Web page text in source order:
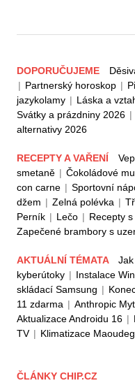
DOPORUČUJEME
| Partnerský horoskop |
jazykolamy | Láska a
Svátky a prázdniny 2026 |
alternativy 2026
RECEPTY A VAŘENÍ
smetaně | Čokoládové
con carne | Sportovní
džem | Zelná polévka |
Perník | Lečo | Recepty
Zapečené brambory s
AKTUÁLNÍ TÉMATA
kyberútoky | Instalace
skládací Samsung |
11 zdarma | Anthropic
Aktualizace Androidu 16 |
TV | Klimatizace
ČLÁNKY CHIP.CZ